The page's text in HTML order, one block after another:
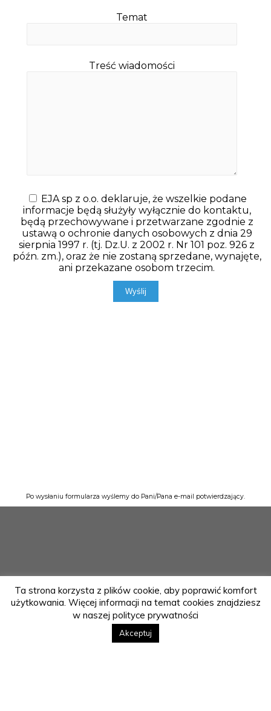
Temat
Treść wiadomości
EJA sp z o.o. deklaruje, że wszelkie podane
informacje będą służyły wyłącznie do kontaktu,
będą przechowywane i przetwarzane zgodnie z
ustawą o ochronie danych osobowych z dnia 29
sierpnia 1997 r. (tj. Dz.U. z 2002 r. Nr 101 poz. 926 z
późn. zm.), oraz że nie zostaną sprzedane, wynajęte,
ani przekazane osobom trzecim.
Po wysłaniu formularza wyślemy do Pani/Pana e-mail potwierdzający.
Ta strona korzysta z plików cookie, aby poprawić komfort
użytkowania. Więcej informacji na temat cookies znajdziesz
w naszej polityce prywatności
Akceptuj